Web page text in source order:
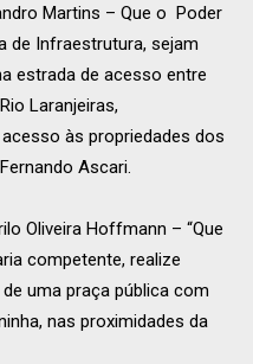
Martins – Que o Poder
de Infraestrutura, sejam
estrada de acesso entre
Laranjeiras,
às propriedades dos
Ascari.
Oliveira Hoffmann – “Que
competente, realize
uma praça pública com
nas proximidades da